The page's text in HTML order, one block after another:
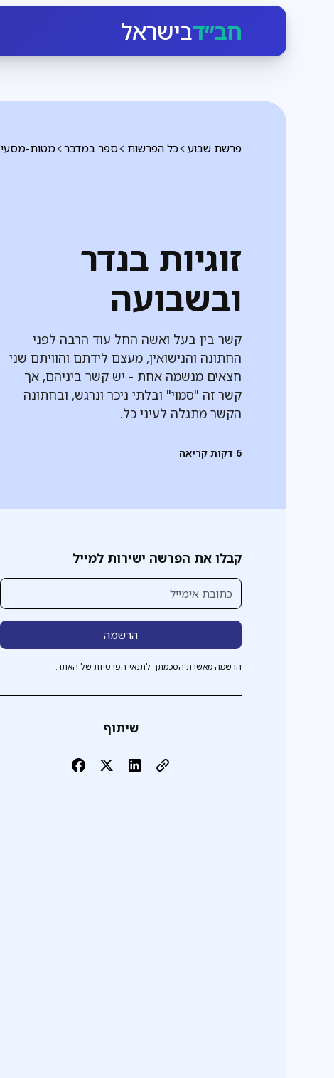
חב״דבישראל
מטות-מסעי ספר במדבר כל הפרשות פרשת שבוע
זוגיות בנדר
ובשבועה
קשר בין בעל ואשה החל עוד הרבה לפני
החתונה והנישואין, מעצם לידתם והוויתם שני
חצאים מנשמה אחת - יש קשר ביניהם, אך
קשר זה "סמוי" ובלתי ניכר ונרגש, ובחתונה
הקשר מתגלה לעיני כל.
6 דקות קריאה
קבלו את הפרשה ישירות למייל
הרשמה מאשרת הסכמתך לתנאי הפרטיות של האתר.
שיתוף